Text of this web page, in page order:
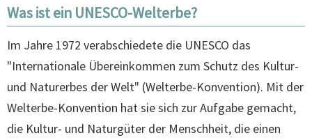
Was ist ein UNESCO-Welterbe?
Im Jahre 1972 verabschiedete die UNESCO das
"Internationale Übereinkommen zum Schutz des Kultur-
und Naturerbes der Welt" (Welterbe-Konvention). Mit der
Welterbe-Konvention hat sie sich zur Aufgabe gemacht,
die Kultur- und Naturgüter der Menschheit, die einen